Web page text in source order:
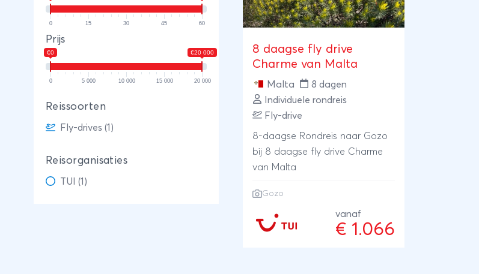
0 15 30 45 60
Prijs
€0 €20 000
0 5 000 10 000 15 000 20 000
Reissoorten
Fly-drives (1)
Reisorganisaties
TUI (1)
8 daagse fly drive
Charme van Malta
Malta
8 dagen
Individuele rondreis
Fly-drive
8-daagse Rondreis naar Gozo
bij 8 daagse fly drive Charme
van Malta
Gozo
vanaf
€ 1.066